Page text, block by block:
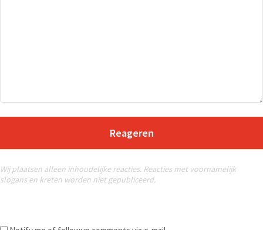
Reageren
Wij plaatsen alleen inhoudelijke reacties. Reacties met voornamelijk
slogans en kreten worden niet gepubliceerd.